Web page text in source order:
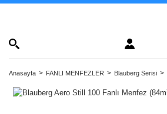
Anasayfa FANLI MENFEZLER Blauberg Serisi